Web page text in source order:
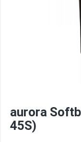
aurora
45S)